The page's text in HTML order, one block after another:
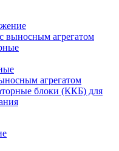
выносным агрегатом
агрегатом
блоки (ККБ) для